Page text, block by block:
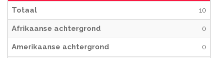
Totaal 10
Afrikaanse achtergrond 0
Amerikaanse achtergrond 0